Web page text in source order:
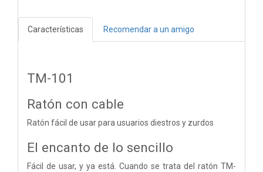
Características Recomendar a un amigo
TM-101
Ratón con cable
Ratón fácil de usar para usuarios diestros y zurdos
El encanto de lo sencillo
Fácil de usar, y ya está. Cuando se trata del ratón TM-